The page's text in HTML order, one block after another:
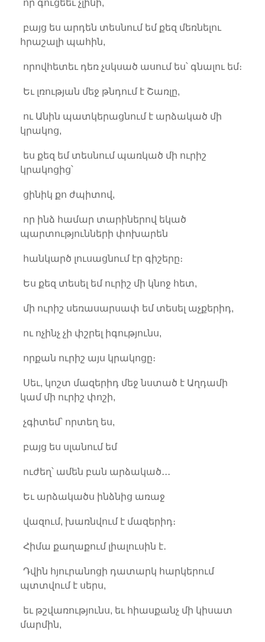
որ գուցեեւ չլինի,
բայց ես արդեն տեսնում եմ քեզ մեռնելու
հրաշալի պահին,
որովհետեւ դեռ չսկսած ասում ես՝ գնալու եմ։
Եւ լռության մեջ թնդում է Շառլը,
ու Անին պատկերացնում է արձակած մի
կրակոց,
ես քեզ եմ տեսնում պառկած մի ուրիշ
կրակոցից՝
ցինիկ քո ժպիտով,
որ ինձ համար տարիներով եկած
պարտությունների փոխարեն
հանկարծ լուսացնում էր գիշերը։
Ես քեզ տեսել եմ ուրիշ մի կնոջ հետ,
մի ուրիշ սեռասարսափ եմ տեսել աչքերիդ,
ու ոչինչ չի փշրել իգությունս,
որքան ուրիշ այս կրակոցը։
Սեւ, կոշտ մազերիդ մեջ նստած է Աղդամի
կամ մի ուրիշ փոշի,
չգիտեմ՝ որտեղ ես,
բայց ես սլանում եմ
ուժեղ՝ ամեն բան արձակած․․․
Եւ արձակածս ինձնից առաջ
վազում, խառնվում է մազերիդ։
Հիմա քաղաքում լիալուսին է․
Դվին հյուրանոցի դատարկ հարկերում
պտտվում է սերս,
եւ թշվառությունս, եւ հիասքանչ մի կիսատ
մարմին,